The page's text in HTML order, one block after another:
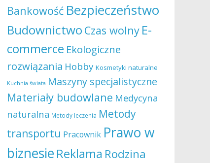
Bankowość Bezpieczeństwo
Budownictwo Czas wolny E-
commerce Ekologiczne
rozwiązania Hobby Kosmetyki naturalne
Kuchnia świata Maszyny specjalistyczne
Materiały budowlane Medycyna
naturalna Metody leczenia Metody
transportu Pracownik Prawo w
biznesie Reklama Rodzina